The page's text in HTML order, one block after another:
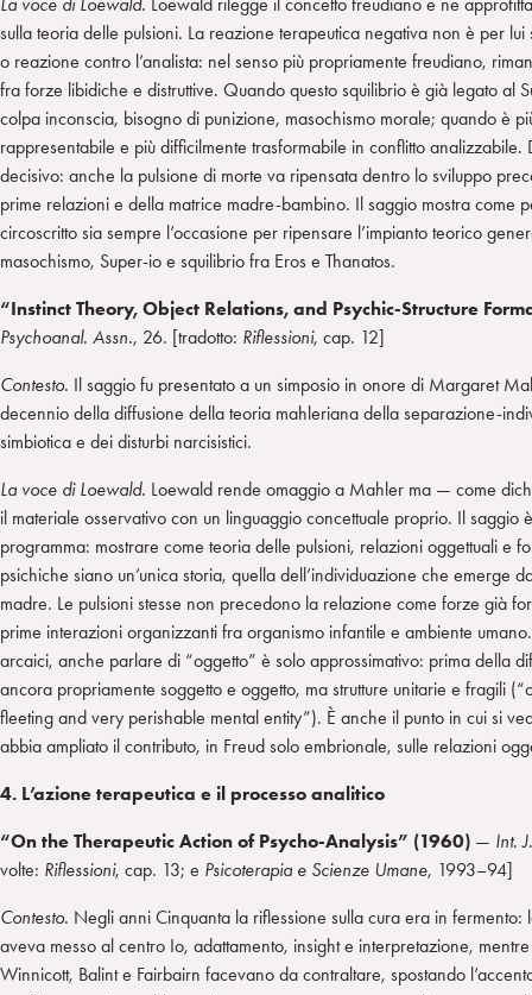
sulla teoria delle pulsioni. La reazione terapeutica negativa non è per
o reazione contro l’analista: nel senso più propriamente freudiano,
fra forze libidiche e distruttive. Quando questo squilibrio è già legato al
colpa inconscia, bisogno di punizione, masochismo morale; quando è
rappresentabile e più difficilmente trasformabile in conflitto analizzabile.
decisivo: anche la pulsione di morte va ripensata dentro lo sviluppo
prime relazioni e della matrice madre-bambino. Il saggio mostra come
circoscritto sia sempre l’occasione per ripensare l’impianto teorico
masochismo, Super-io e squilibrio fra Eros e Thanatos.
“Instinct Theory, Object Relations, and Psychic-Structure
Psychoanal. Assn., 26. [tradotto: Riflessioni, cap. 12]
Contesto. Il saggio fu presentato a un simposio in onore di Margaret
decennio della diffusione della teoria mahleriana della separazione-
simbiotica e dei disturbi narcisistici.
La voce di Loewald. Loewald rende omaggio a Mahler ma — come
il materiale osservativo con un linguaggio concettuale proprio. Il saggio
programma: mostrare come teoria delle pulsioni, relazioni oggettuali e
psichiche siano un’unica storia, quella dell’individuazione che emerge
madre. Le pulsioni stesse non precedono la relazione come forze già
prime interazioni organizzanti fra organismo infantile e ambiente
arcaici, anche parlare di “oggetto” è solo approssimativo: prima della
ancora propriamente soggetto e oggetto, ma strutture unitarie e fragili
fleeting and very perishable mental entity”). È anche il punto in cui si
abbia ampliato il contributo, in Freud solo embrionale, sulle relazioni
4. L’azione terapeutica e il processo analitico
“On the Therapeutic Action of Psycho-Analysis” (1960) — Int.
volte: Riflessioni, cap. 13; e Psicoterapia e Scienze Umane, 1993–94]
Contesto. Negli anni Cinquanta la riflessione sulla cura era in fermento:
aveva messo al centro Io, adattamento, insight e interpretazione,
Winnicott, Balint e Fairbairn facevano da contraltare, spostando